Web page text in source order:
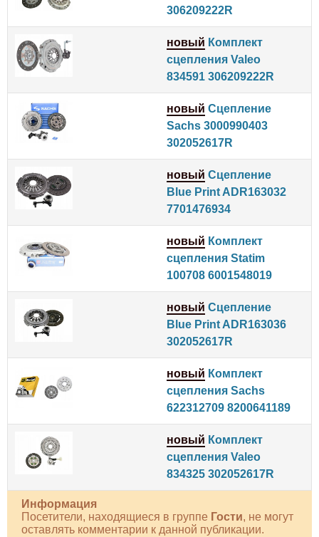
306209222R
новый Комплект
сцепления Valeo
834591 306209222R
новый Сцепление
Sachs 3000990403
302052617R
новый Сцепление
Blue Print ADR163032
7701476934
новый Комплект
сцепления Statim
100708 6001548019
новый Сцепление
Blue Print ADR163036
302052617R
новый Комплект
сцепления Sachs
622312709 8200641189
новый Комплект
сцепления Valeo
834325 302052617R
Информация
Посетители, находящиеся в группе Гости, не могут
оставлять комментарии к данной публикации.